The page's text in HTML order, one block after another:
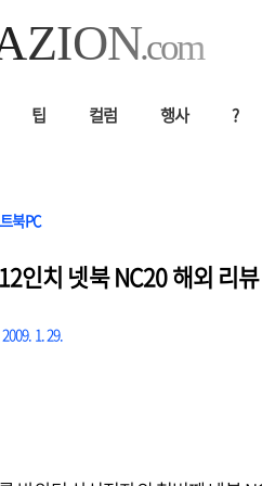
팁 컬럼 행사 ?
북PC
인치 넷북 NC20 해외 리
2009. 1. 29.